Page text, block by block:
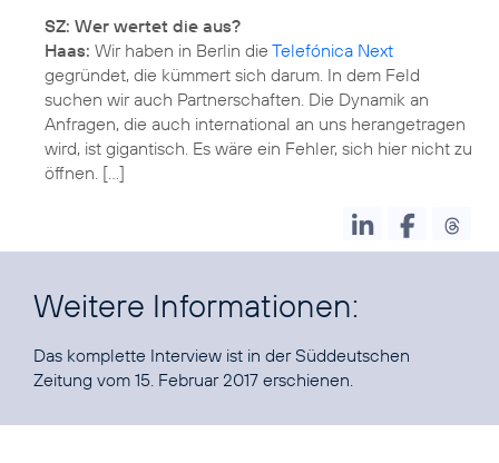
SZ: Wer wertet die aus?
Haas: Wir haben in Berlin die Telefónica Next
gegründet, die kümmert sich darum. In dem Feld
suchen wir auch Partnerschaften. Die Dynamik an
Anfragen, die auch international an uns herangetragen
wird, ist gigantisch. Es wäre ein Fehler, sich hier nicht zu
öffnen. […]
Weitere Informationen:
Das komplette Interview ist in der Süddeutschen
Zeitung vom 15. Februar 2017 erschienen.